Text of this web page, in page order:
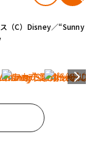
（C）Disney／“Sunny